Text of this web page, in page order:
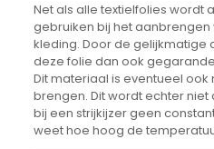
Net als alle textielfolies wordt
gebruiken bij het
kleding. Door de gelijkmatige
deze folie dan ook
Dit materiaal is eventueel ook
brengen. Dit wordt echter
bij een strijkijzer geen
weet hoe hoog de